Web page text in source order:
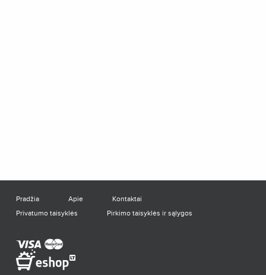
Pradžia Apie
Kontaktai
Privatumo taisyklės
Pirkimo taisyklės ir sąlygos